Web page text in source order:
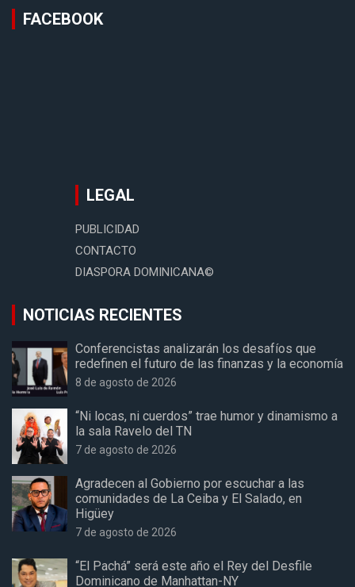
FACEBOOK
LEGAL
PUBLICIDAD
CONTACTO
DIASPORA DOMINICANA©
NOTICIAS RECIENTES
Conferencistas analizarán los desafíos que
redefinen el futuro de las finanzas y la economía
8 de agosto de 2026
“Ni locas, ni cuerdos” trae humor y dinamismo a
la sala Ravelo del TN
7 de agosto de 2026
Agradecen al Gobierno por escuchar a las
comunidades de La Ceiba y El Salado, en
Higüey
7 de agosto de 2026
“El Pachá” será este año el Rey del Desfile
Dominicano de Manhattan-NY